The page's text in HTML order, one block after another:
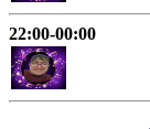
22:00-00:00